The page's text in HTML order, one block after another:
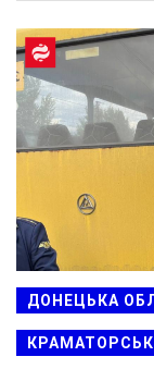
ДОНЕЦЬКА
КРАМАТОРСЬК